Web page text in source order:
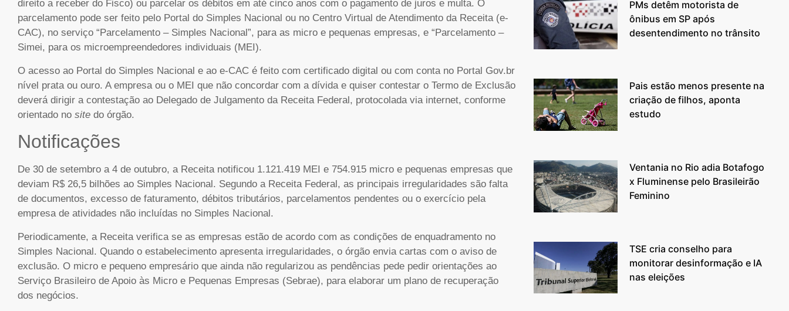
direito a receber do Fisco) ou parcelar os débitos em até cinco anos com o pagamento de juros e multa. O
parcelamento pode ser feito pelo Portal do Simples Nacional ou no Centro Virtual de Atendimento da Receita (e-
CAC), no serviço “Parcelamento – Simples Nacional”, para as micro e pequenas empresas, e “Parcelamento –
Simei, para os microempreendedores individuais (MEI).
O acesso ao Portal do Simples Nacional e ao e-CAC é feito com certificado digital ou com conta no Portal Gov.br
nível prata ou ouro. A empresa ou o MEI que não concordar com a dívida e quiser contestar o Termo de Exclusão
deverá dirigir a contestação ao Delegado de Julgamento da Receita Federal, protocolada via internet, conforme
orientado no site do órgão.
Notificações
De 30 de setembro a 4 de outubro, a Receita notificou 1.121.419 MEI e 754.915 micro e pequenas empresas que
deviam R$ 26,5 bilhões ao Simples Nacional. Segundo a Receita Federal, as principais irregularidades são falta
de documentos, excesso de faturamento, débitos tributários, parcelamentos pendentes ou o exercício pela
empresa de atividades não incluídas no Simples Nacional.
Periodicamente, a Receita verifica se as empresas estão de acordo com as condições de enquadramento no
Simples Nacional. Quando o estabelecimento apresenta irregularidades, o órgão envia cartas com o aviso de
exclusão. O micro e pequeno empresário que ainda não regularizou as pendências pede pedir orientações ao
Serviço Brasileiro de Apoio às Micro e Pequenas Empresas (Sebrae), para elaborar um plano de recuperação
dos negócios.
PMs detêm motorista de
ônibus em SP após
desentendimento no trânsito
Pais estão menos presente na
criação de filhos, aponta
estudo
Ventania no Rio adia Botafogo
x Fluminense pelo Brasileirão
Feminino
TSE cria conselho para
monitorar desinformação e IA
nas eleições